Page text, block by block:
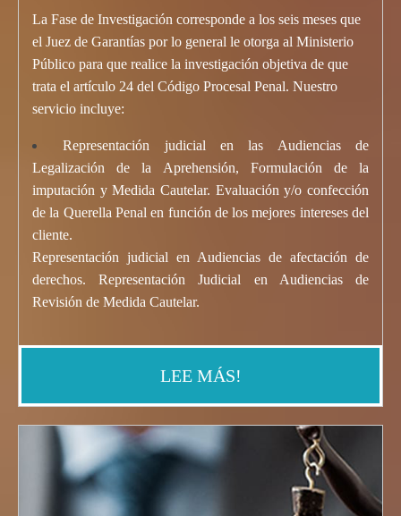
La Fase de Investigación corresponde a los seis meses que
el Juez de Garantías por lo general le otorga al Ministerio
Público para que realice la investigación objetiva de que
trata el artículo 24 del Código Procesal Penal. Nuestro
servicio incluye:
Representación judicial en las Audiencias de
Legalización de la Aprehensión, Formulación de la
imputación y Medida Cautelar. Evaluación y/o confección
de la Querella Penal en función de los mejores intereses del
cliente.
Representación judicial en Audiencias de afectación de
derechos. Representación Judicial en Audiencias de
Revisión de Medida Cautelar.
LEE MÁS!